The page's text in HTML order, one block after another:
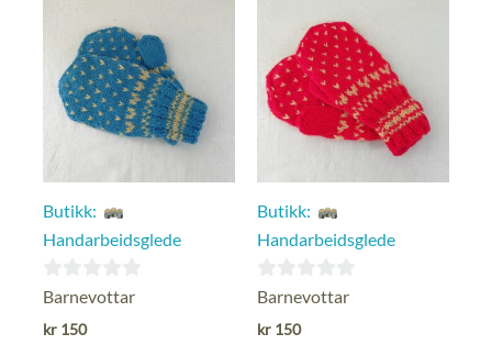
Butikk:
Handarbeidsglede
0
ut
Barnevottar
kr 150
Butikk:
Handarbeidsglede
0
ut
Barnevottar
kr 150